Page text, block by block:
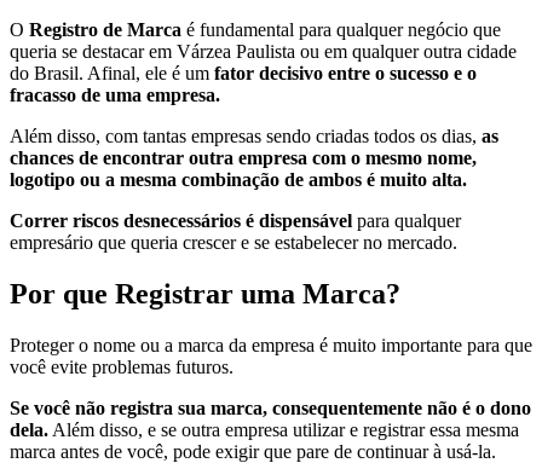
O Registro de Marca é fundamental para qualquer negócio que
queria se destacar em Várzea Paulista ou em qualquer outra cidade
do Brasil. Afinal, ele é um fator decisivo entre o sucesso e o
fracasso de uma empresa.
Além disso, com tantas empresas sendo criadas todos os dias, as
chances de encontrar outra empresa com o mesmo nome,
logotipo ou a mesma combinação de ambos é muito alta.
Correr riscos desnecessários é dispensável para qualquer
empresário que queria crescer e se estabelecer no mercado.
Por que Registrar uma Marca?
Proteger o nome ou a marca da empresa é muito importante para que
você evite problemas futuros.
Se você não registra sua marca, consequentemente não é o dono
dela. Além disso, e se outra empresa utilizar e registrar essa mesma
marca antes de você, pode exigir que pare de continuar à usá-la.